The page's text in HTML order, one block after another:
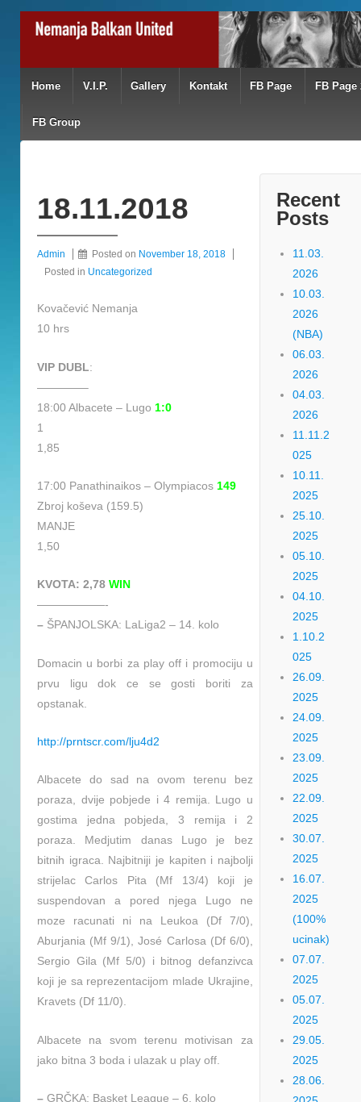
Home V.I.P. Gallery Kontakt FB Page FB Page
FB Group
18.11.2018
Admin Posted on November 18, 2018
Posted in Uncategorized
Kovačević Nemanja
10 hrs
VIP DUBL:
————–
18:00 Albacete – Lugo 1:0
1
1,85
17:00 Panathinaikos – Olympiacos 149
Zbroj koševa (159.5)
MANJE
1,50
KVOTA: 2,78 WIN
——————-
– ŠPANJOLSKA: LaLiga2 – 14. kolo
Domacin u borbi za play off i promociju u
prvu ligu dok ce se gosti boriti za
opstanak.
http://prntscr.com/lju4d2
Albacete do sad na ovom terenu bez
poraza, dvije pobjede i 4 remija. Lugo u
gostima jedna pobjeda, 3 remija i 2
poraza. Medjutim danas Lugo je bez
bitnih igraca. Najbitniji je kapiten i najbolji
strijelac Carlos Pita (Mf 13/4) koji je
suspendovan a pored njega Lugo ne
moze racunati ni na Leukoa (Df 7/0),
Aburjania (Mf 9/1), José Carlosa (Df 6/0),
Sergio Gila (Mf 5/0) i bitnog defanzivca
koji je sa reprezentacijom mlade Ukrajine,
Kravets (Df 11/0).
Albacete na svom terenu motivisan za
jako bitna 3 boda i ulazak u play off.
– GRČKA: Basket League – 6. kolo
Recent
Posts
11.03.
2026
10.03.
2026
(NBA)
06.03.
2026
04.03.
2026
11.11.2
025
10.11.
2025
25.10.
2025
05.10.
2025
04.10.
2025
1.10.2
025
26.09.
2025
24.09.
2025
23.09.
2025
22.09.
2025
30.07.
2025
16.07.
2025
(100%
ucinak)
07.07.
2025
05.07.
2025
29.05.
2025
28.06.